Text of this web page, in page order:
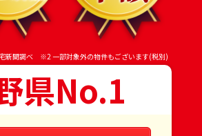
新聞調べ ※2 一部対象外の物件もございます(税別)
県No.1